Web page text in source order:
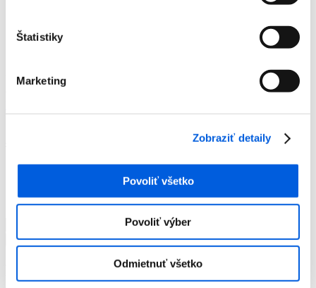
Štatistiky
Marketing
Zobraziť detaily
Povoliť všetko
Povoliť výber
Odmietnuť všetko
Nohavice
Dlhé
Nohavice dámske - Riani
Výrobca:
Farba:Tyrkys
Momentálne nie je na sklade
Nohavice
dámske
Pridať do košíka
Podobné produkty